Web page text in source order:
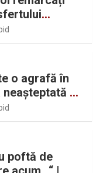
în teren” |
o agrafă în
neașteptată a
despre
poftă de